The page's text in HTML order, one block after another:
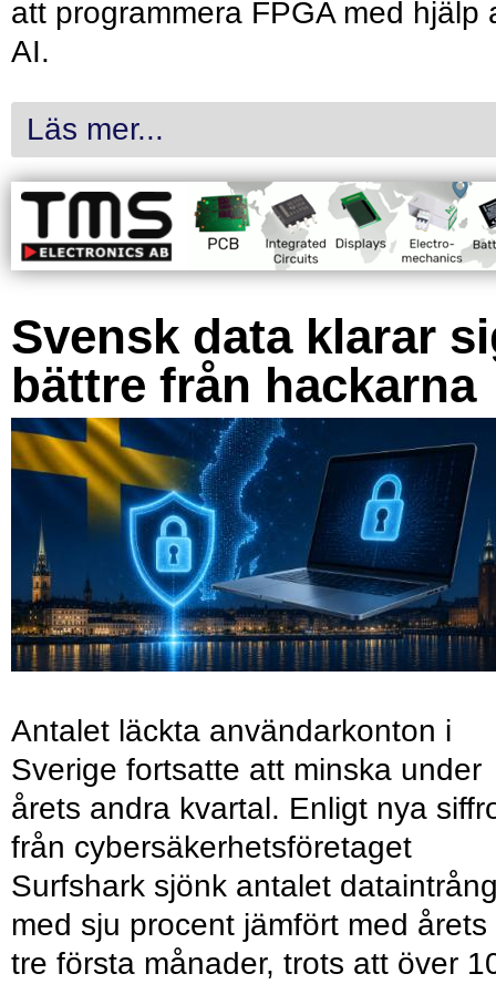
att programmera FPGA med hjälp
AI.
Läs mer...
Svensk data klarar
bättre från hackarna
Antalet läckta användarkonton i
Sverige fortsatte att minska under
årets andra kvartal. Enligt nya
från cybersäkerhetsföretaget
Surfshark sjönk antalet
med sju procent jämfört med årets
tre första månader, trots att över